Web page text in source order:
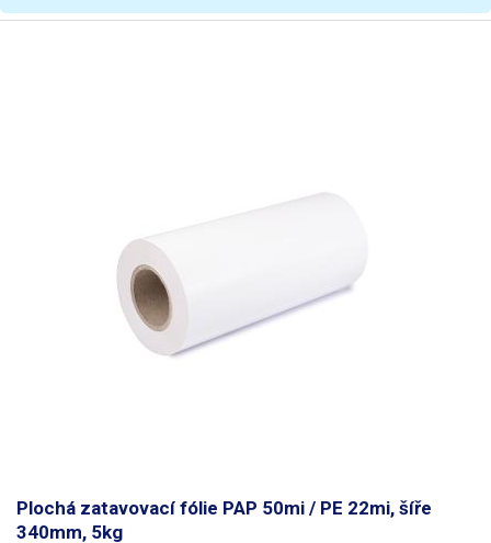
Rozměry 200x300mm (ŠxD)
Plochá zatavovací fólie PAP 50mi / PE 22mi, šíře
340mm, 5kg